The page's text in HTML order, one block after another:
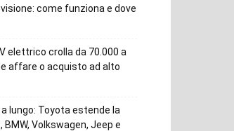
come funziona e dove
elettrico crolla da 70.000 a
affare o acquisto ad alto
lungo: Toyota estende la
Volkswagen, Jeep e